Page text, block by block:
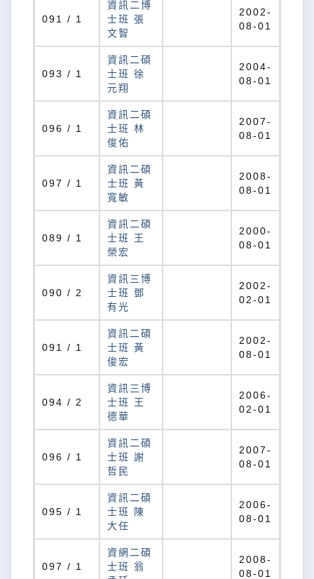
091 / 1
資訊二博
士班 張
文智
2002-
08-01
093 / 1
資訊二碩
士班 徐
元翔
2004-
08-01
096 / 1
資訊二碩
士班 林
俊佑
2007-
08-01
097 / 1
資訊二碩
士班 黃
寬敏
2008-
08-01
089 / 1
資訊二碩
士班 王
榮宏
2000-
08-01
090 / 2
資訊三博
士班 鄧
有光
2002-
02-01
091 / 1
資訊二碩
士班 黃
俊宏
2002-
08-01
094 / 2
資訊三博
士班 王
德華
2006-
02-01
096 / 1
資訊二碩
士班 謝
哲民
2007-
08-01
095 / 1
資訊二碩
士班 陳
大任
2006-
08-01
097 / 1
資網二碩
士班 翁
2008-
08-01